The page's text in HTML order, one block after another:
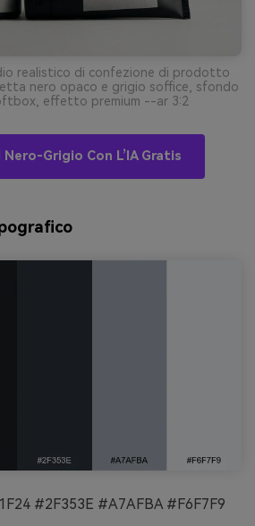
realistico di confezione di prodotto
nero opaco e grigio soffice, sfondo
effetto premium --ar 3:2
Nero-Grigio Con L’IA Gratis
#2F353E #A7AFBA #F6F7F9